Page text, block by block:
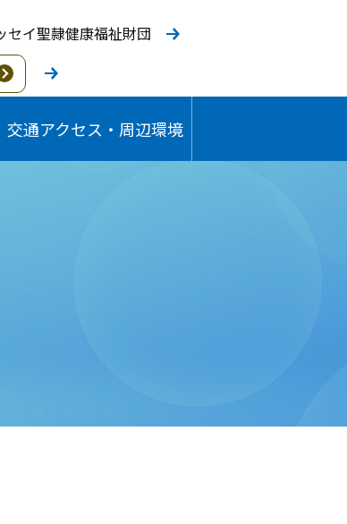
セイ聖隷健康福祉財団
交通アクセス・周辺環境